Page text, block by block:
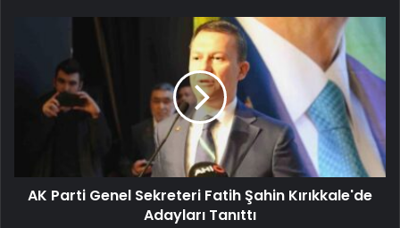
AK Parti Genel Sekreteri Fatih Şahin Kırıkkale'de
Adayları Tanıttı